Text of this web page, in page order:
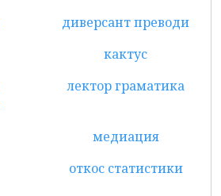
диверсант преводи
кактус
лектор граматика
медиация
откос статистики